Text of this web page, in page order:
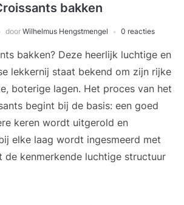
bakken
door Wilhelmus Hengstmengel 0 reacties
bakken? Deze heerlijk luchtige en
lekkernij staat bekend om zijn rijke
boterige lagen. Het proces van het
begint bij de basis: een goed
keren wordt uitgerold en
elke laag wordt ingesmeerd met
de kenmerkende luchtige structuur